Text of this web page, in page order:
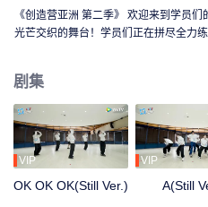
《创造营亚洲 第二季》 欢迎来到学员
光芒交织的舞台！学员们正在拼尽全力
剧集
VIP
OK OK OK(Still Ver.)
VIP
A(Still